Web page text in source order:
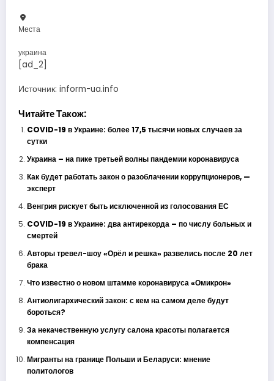
Места
украина
[ad_2]
Источник: inform-ua.info
Читайте Також:
COVID-19 в Украине: более 17,5 тысячи новых случаев за
сутки
Украина – на пике третьей волны пандемии коронавируса
Как будет работать закон о разоблачении коррупционеров, —
эксперт
Венгрия рискует быть исключенной из голосования ЕС
COVID-19 в Украине: два антирекорда – по числу больных и
смертей
Авторы тревел-шоу «Орёл и решка» развелись после 20 лет
брака
Что известно о новом штамме коронавируса «Омикрон»
Антиолигархический закон: с кем на самом деле будут
бороться?
За некачественную услугу салона красоты полагается
компенсация
Мигранты на границе Польши и Беларуси: мнение
политологов